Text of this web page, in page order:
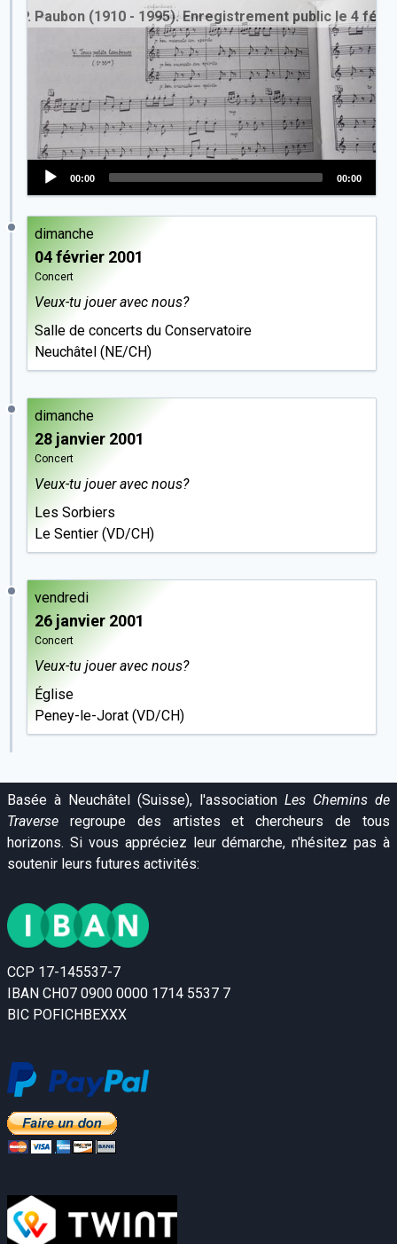
Player
00:00 00:00
(1910 - 1995). Enregistrement public le 4 février
dimanche
04 février 2001
Concert
Veux-tu jouer avec nous?
Salle de concerts du Conservatoire
Neuchâtel (NE/CH)
dimanche
28 janvier 2001
Concert
Veux-tu jouer avec nous?
Les Sorbiers
Le Sentier (VD/CH)
vendredi
26 janvier 2001
Concert
Veux-tu jouer avec nous?
Église
Peney-le-Jorat (VD/CH)
Basée à Neuchâtel (Suisse), l'association Les Chemins de
Traverse regroupe des artistes et chercheurs de tous
horizons. Si vous appréciez leur démarche, n'hésitez pas à
soutenir leurs futures activités:
CCP 17-145537-7
IBAN CH07 0900 0000 1714 5537 7
BIC POFICHBEXXX